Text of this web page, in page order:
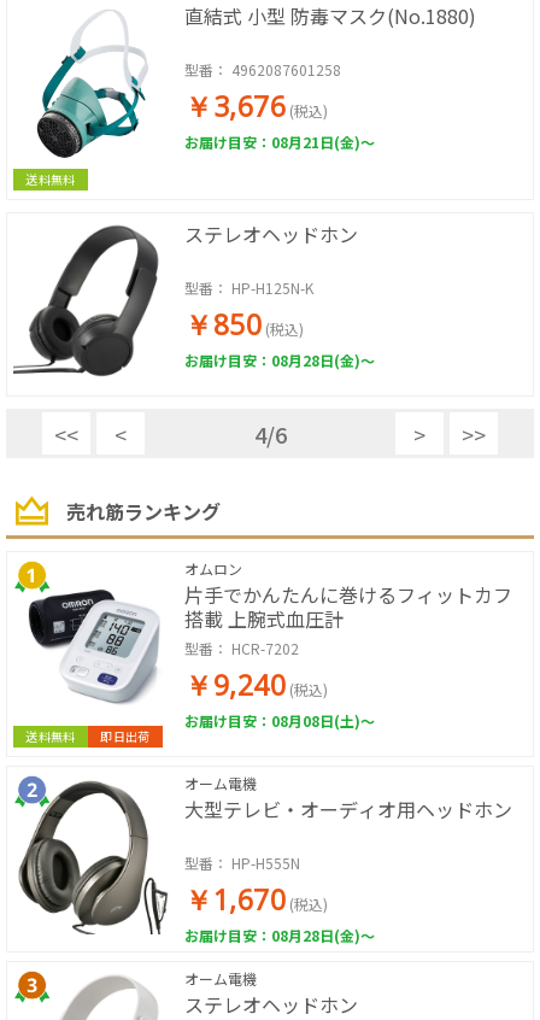
送料無料
直結式 小型 防毒マスク(No.1880)
型番： 4962087601258
￥3,676 (税込)
お届け目安：08月21日(金)～
ステレオヘッドホン
型番： HP-H125N-K
￥850 (税込)
お届け目安：08月28日(金)～
<< < 4/6 > >>
売れ筋ランキング
送料無料 即日出荷
オムロン
片手でかんたんに巻けるフィットカフ
搭載 上腕式血圧計
型番： HCR-7202
￥9,240 (税込)
お届け目安：08月08日(土)～
オーム電機
大型テレビ・オーディオ用ヘッドホン
型番： HP-H555N
￥1,670 (税込)
お届け目安：08月28日(金)～
オーム電機
ステレオヘッドホン